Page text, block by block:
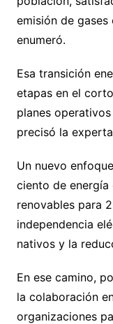
emisión de
enumeró.
Esa transición
etapas en el
planes
precisó la
Un nuevo
ciento de
renovables para
independencia
nativos y la
En ese camino,
la colaboración
organizaciones